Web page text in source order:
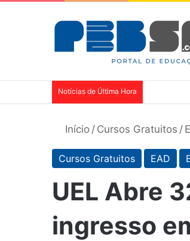
Notícias de Última Hora
Início / Cursos Gratuitos /
Cursos Gratuitos EAD
UEL Abre
ingresso